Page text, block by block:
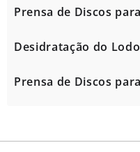
Prensa de Discos
Desidratação do
Prensa de Discos